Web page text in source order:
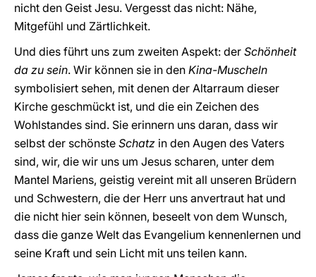
nicht den Geist Jesu. Vergesst das nicht: Nähe,
Mitgefühl und Zärtlichkeit.
Und dies führt uns zum zweiten Aspekt: der Schönheit
da zu sein. Wir können sie in den Kina-Muscheln
symbolisiert sehen, mit denen der Altarraum dieser
Kirche geschmückt ist, und die ein Zeichen des
Wohlstandes sind. Sie erinnern uns daran, dass wir
selbst der schönste Schatz in den Augen des Vaters
sind, wir, die wir uns um Jesus scharen, unter dem
Mantel Mariens, geistig vereint mit all unseren Brüdern
und Schwestern, die der Herr uns anvertraut hat und
die nicht hier sein können, beseelt von dem Wunsch,
dass die ganze Welt das Evangelium kennenlernen und
seine Kraft und sein Licht mit uns teilen kann.